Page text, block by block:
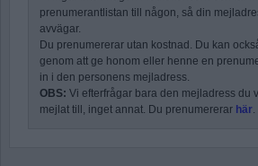
prenumerantlistan till någon, så din
avvägar.
Du prenumererar utan kostnad. Du kan
genom att ge honom eller henne en
in i den personens mejladress.
OBS: Vi efterfrågar bara den mejladress du
mejlat till, inget annat. Du prenumererar här.